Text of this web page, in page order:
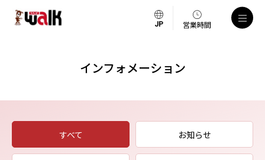
営業時間
インフォメーション
すべて お知らせ